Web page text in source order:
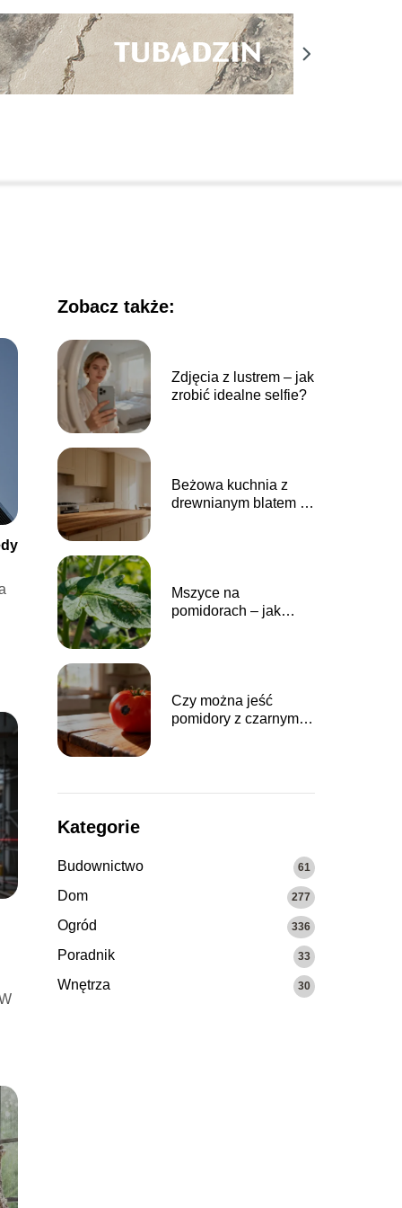
Zobacz także:
Zdjęcia z lustrem – jak
zrobić idealne selfie?
Beżowa kuchnia z
drewnianym blatem –
Mszyce na
pomidorach – jak
Czy można jeść
pomidory z czarnymi
Kategorie
Budownictwo 61
Dom 277
Ogród 336
Poradnik 33
Wnętrza 30